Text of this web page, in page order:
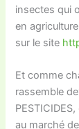
insectes qui
en
sur le site
Et comme
rassemble
au marché